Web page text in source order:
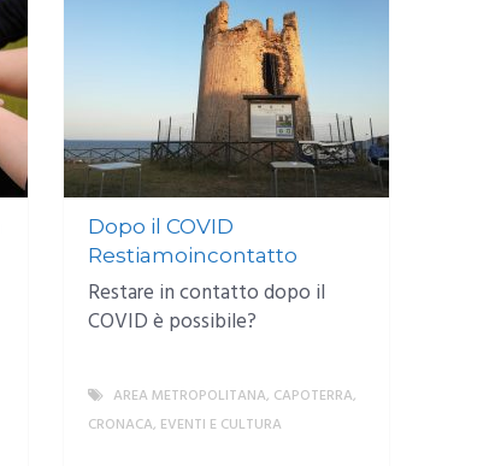
Dopo il COVID
Restiamoincontatto
Restare in contatto dopo il
COVID è possibile?
AREA METROPOLITANA, CAPOTERRA,
CRONACA, EVENTI E CULTURA